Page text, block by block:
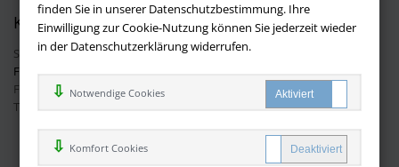
finden Sie in unserer Datenschutzbestimmung. Ihre
Einwilligung zur Cookie-Nutzung können Sie jederzeit wieder
in der Datenschutzerklärung widerrufen.
Notwendige Cookies
Komfort Cookies
Kontakt
Sie haben Fragen?Hier finden Sie Antworten auf häufig gestellte
Fragen.
Fragen per E-Mail:info@buchversandmimpf2000.de
Telefon: +49 (0)9209 20 23 188
Ihre Vorteile bei uns
Kostenloser Versand innerhalb Deutschlands